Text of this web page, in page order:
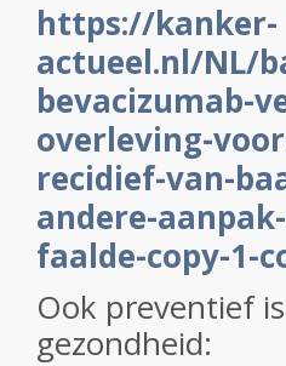
https://kanker-
actueel.nl/NL/
bevacizumab-
overleving-
recidief-van-
andere-
faalde-copy-1-
Ook preventief
gezondheid: